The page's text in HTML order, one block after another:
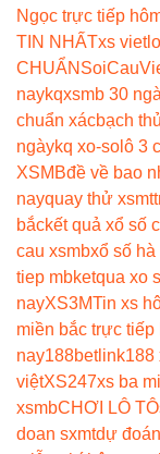
Ngọc trực tiếp
TIN NHẤTxs
CHUẨN
naykqxsmb 30
chuẩn xácbạch
ngàykq xo-so lô 3
XSMBđề về bao
nayquay thử xsmt
bắckết quả xổ số
cau xsmbxổ số hà
tiep mbketqua xo
nayXS3MTin xs
miền bắc trực tiếp
nay188betlink188
việtXS247xs ba
xsmbCHƠI LÔ TÔ
doan sxmtdự